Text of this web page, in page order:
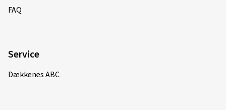
FAQ
Service
Dækkenes ABC